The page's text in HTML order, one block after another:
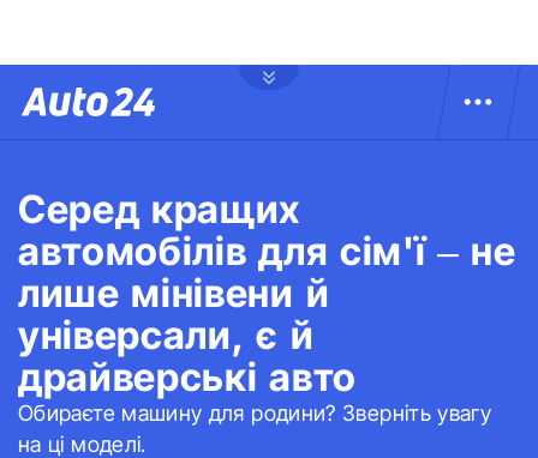
Серед кращих
автомобілів для сім'ї – не
лише мінівени й
універсали, є й
драйверські авто
Обираєте машину для родини? Зверніть увагу
на ці моделі.